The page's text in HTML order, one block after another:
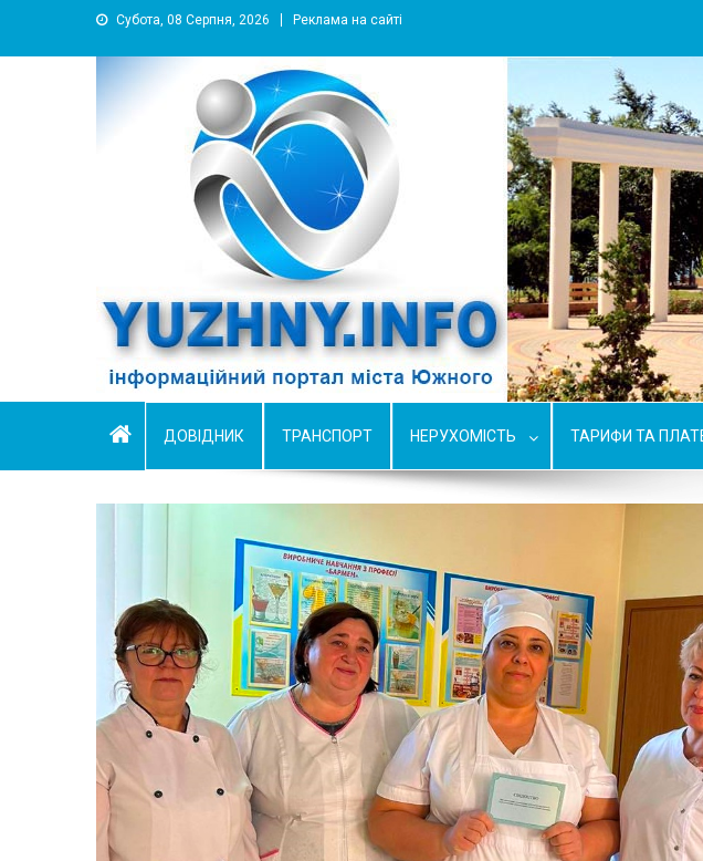
Субота, 08 Серпня, 2026 Реклама на сайті
YUZHNY.INFO
информационный портал города Южный
ДОВІДНИК ТРАНСПОРТ НЕРУХОМІСТЬ ТАРИФИ ТА